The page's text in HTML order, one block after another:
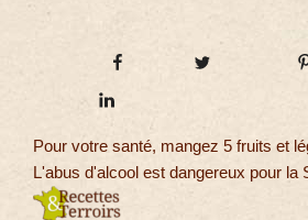
Pour votre santé, mangez 5 fruits et
L'abus d'alcool est dangereux pour la